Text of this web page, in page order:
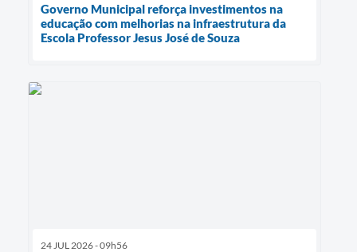
Governo Municipal reforça investimentos na
educação com melhorias na infraestrutura da
Escola Professor Jesus José de Souza
24 JUL 2026 - 09h56